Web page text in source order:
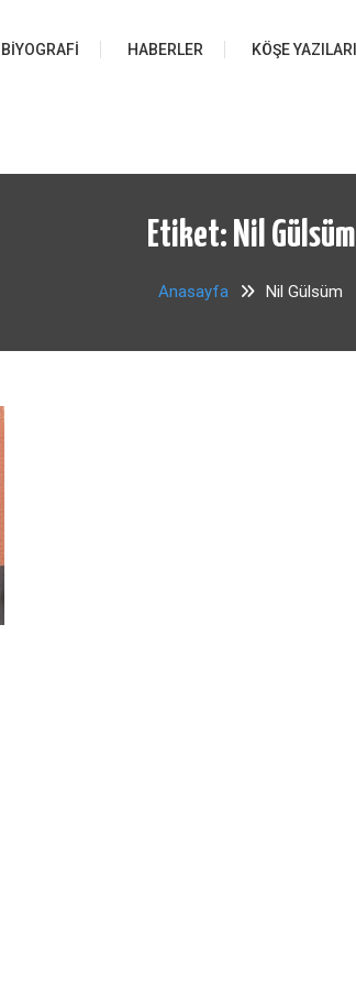
BIYOGRAFI HABERLER KÖŞE YAZILARI
Etiket: Nil Gülsüm
Anasayfa Nil Gülsüm